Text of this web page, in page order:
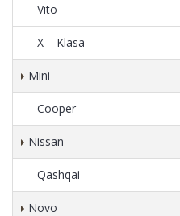
Vito
X – Klasa
Mini
Cooper
Nissan
Qashqai
Novo